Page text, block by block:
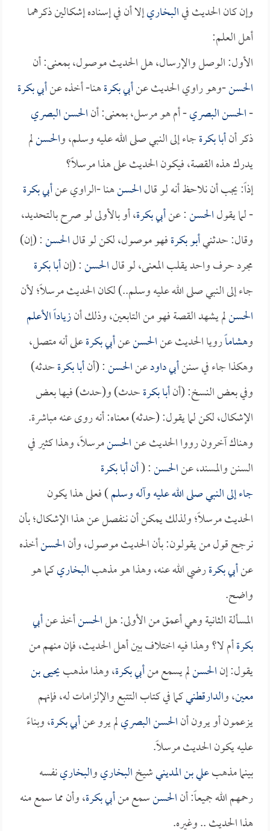
وإن كان الحديث فيالبخاريإلا أن في إسناده إشكالين ذكرهما
أهل العلم:
الأول: الوصل والإرسال، هل الحديث موصول، بمعنى: أن
الحسن-وهو راوي الحديث عنأبي بكرةهنا- أخذه عنأبي بكرة
-الحسن البصري- أم هو مرسل، بمعنى: أنالحسن البصري
ذكر أنأبا بكرةجاء إلى النبي صلى الله عليه وسلم، والحسنلم
يدرك هذه القصة، فيكون الحديث على هذا مرسلاً؟
إذاً: يجب أن نلاحظ أنه لو قالالحسنهنا -الراوي عنأبي بكرة
- لما يقولالحسن: عنأبي بكرة، أو بالأولى لو صرح بالتحديد،
وقال: حدثنيأبو بكرةفهو موصول، لكن لو قالالحسن: (إن)
مجرد حرف واحد يقلب المعنى، لو قالالحسن: (إنأبا بكرة
جاء إلى النبي صلى الله عليه وسلم..) لكان الحديث مرسلاً؛ لأن
الحسنلم يشهد القصة فهو من التابعين، وذلك أنزياداً الأعلم
وهشاماًرويا الحديث عنالحسنعنأبي بكرةعلى أنه متصل،
وهكذا جاء في سننأبي داودعنالحسن: (أنأبا بكرةحدثه)
وفي بعض النسخ: (أنأبا بكرةحدث) و(حدث) فيها بعض
الإشكال، لكن لما يقول: (حدثه) معناه: أنه روى عنه مباشرة.
وهناك آخرون رووا الحديث عنالحسنمرسلاً، وهذا كثير في
السنن والمسند، عنالحسن: (أنأبا بكرة
جاء إلى النبي صلى الله عليه وآله وسلم) فعلى هذا يكون
الحديث مرسلاً؛ ولذلك يمكن أن ننفصل عن هذا الإشكال؛ بأن
نرجح قول من يقولون: بأن الحديث موصول، وأنالحسنأخذه
عنأبي بكرةرضي الله عنه، وهذا هو مذهبالبخاريكما هو
واضح.
المسألة الثانية وهي أعمق من الأولى: هلالحسنأخذ عنأبي
بكرةأم لا؟ وهذا فيه اختلاف بين أهل الحديث، فإن منهم من
يقول: إنالحسنلم يسمع منأبي بكرة، وهذا مذهبيحيى بن
معين، والدارقطنيكما في كتاب التتبع والإلزامات له، فإنهم
يزعمون أو يرون أنالحسن البصريلم يرو عنأبي بكرة، وبناءً
عليه يكون الحديث مرسلاً.
بينما مذهبعلي بن المدينيشيخالبخاريوالبخارينفسه
رحمهم الله جميعاً: أنالحسنسمع منأبي بكرة، وأن مما سمع منه
هذا الحديث .. وغيره.